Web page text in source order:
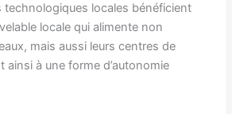
technologiques locales bénéficient
locale qui alimente non
mais aussi leurs centres de
ainsi à une forme d’autonomie